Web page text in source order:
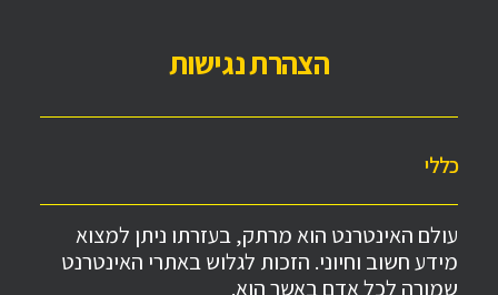
הצהרת נגישות
כללי
עולם האינטרנט הוא מרתק, בעזרתו ניתן למצוא
מידע חשוב וחיוני. הזכות לגלוש באתרי האינטרנט
שמורה לכל אדם באשר הוא.